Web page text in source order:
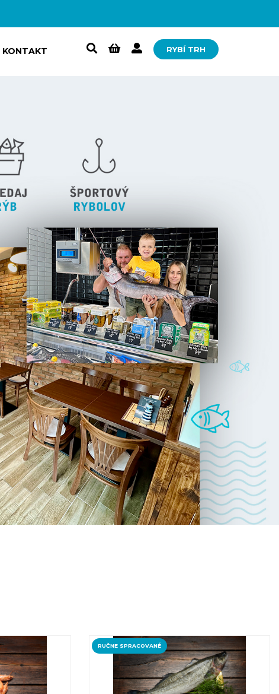
KONTAKT RYBÍ TRH
RUČNE SPRACOVANÉ